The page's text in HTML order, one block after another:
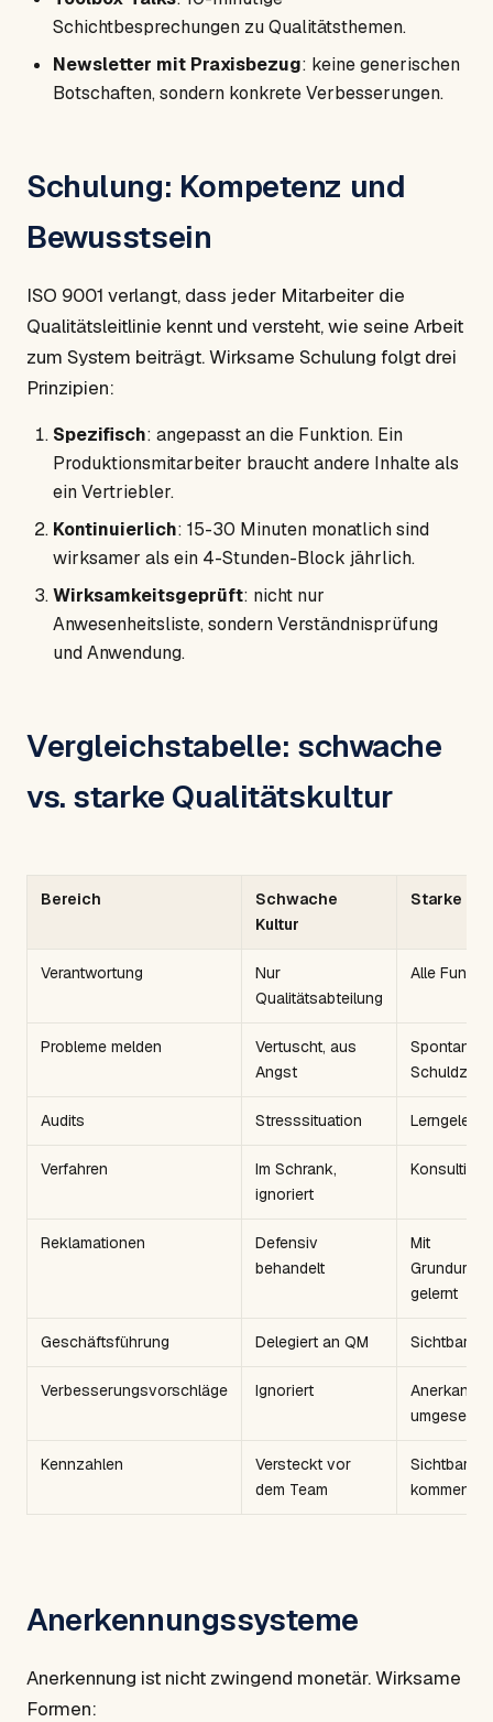
Schichtbesprechungen zu Qualitätsthemen.
Newsletter mit Praxisbezug: keine generischen
Botschaften, sondern konkrete Verbesserungen.
Schulung: Kompetenz und
Bewusstsein
ISO 9001 verlangt, dass jeder Mitarbeiter die
Qualitätsleitlinie kennt und versteht, wie seine Arbeit
zum System beiträgt. Wirksame Schulung folgt drei
Prinzipien:
Spezifisch: angepasst an die Funktion. Ein
Produktionsmitarbeiter braucht andere Inhalte als
ein Vertriebler.
Kontinuierlich: 15-30 Minuten monatlich sind
wirksamer als ein 4-Stunden-Block jährlich.
Wirksamkeitsgeprüft: nicht nur
Anwesenheitsliste, sondern Verständnisprüfung
und Anwendung.
Vergleichstabelle: schwache
vs. starke Qualitätskultur
Bereich
Schwache
Kultur
Starke
Verantwortung
Nur
Qualitätsabteilung
Alle
Probleme melden
Vertuscht, aus
Angst
Spontan,
Audits Stresssituation
Verfahren
Im Schrank,
ignoriert
Reklamationen
Defensiv
behandelt
Mit
gelernt
Geschäftsführung Delegiert an QM Sichtbar
Verbesserungsvorschläge Ignoriert
Anerkannt
umgesetzt
Kennzahlen
Versteckt vor
dem Team
Sichtbar
Anerkennungssysteme
Anerkennung ist nicht zwingend monetär. Wirksame
Formen: